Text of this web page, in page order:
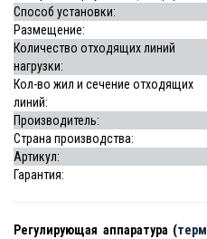
Способ установки:
Размещение:
Количество отходящих линий
нагрузки:
Кол-во жил и сечение отходящих
линий:
Производитель:
Страна производства:
Артикул:
Гарантия:
Регулирующая аппаратура (